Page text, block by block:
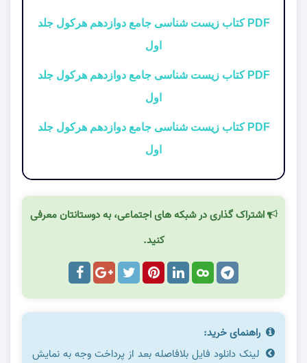
PDF کتاب زیست شناسی جامع دوازدهم هرکول جلد
اول
PDF کتاب زیست شناسی جامع دوازدهم هرکول جلد
اول
PDF کتاب زیست شناسی جامع دوازدهم هرکول جلد
اول
اشتراک گذاری در شبکه های اجتماعی، به دوستانتان معرفی
کنید.
راهنمای خرید:
لینک دانلود فایل بلافاصله بعد از پرداخت وجه به نمایش